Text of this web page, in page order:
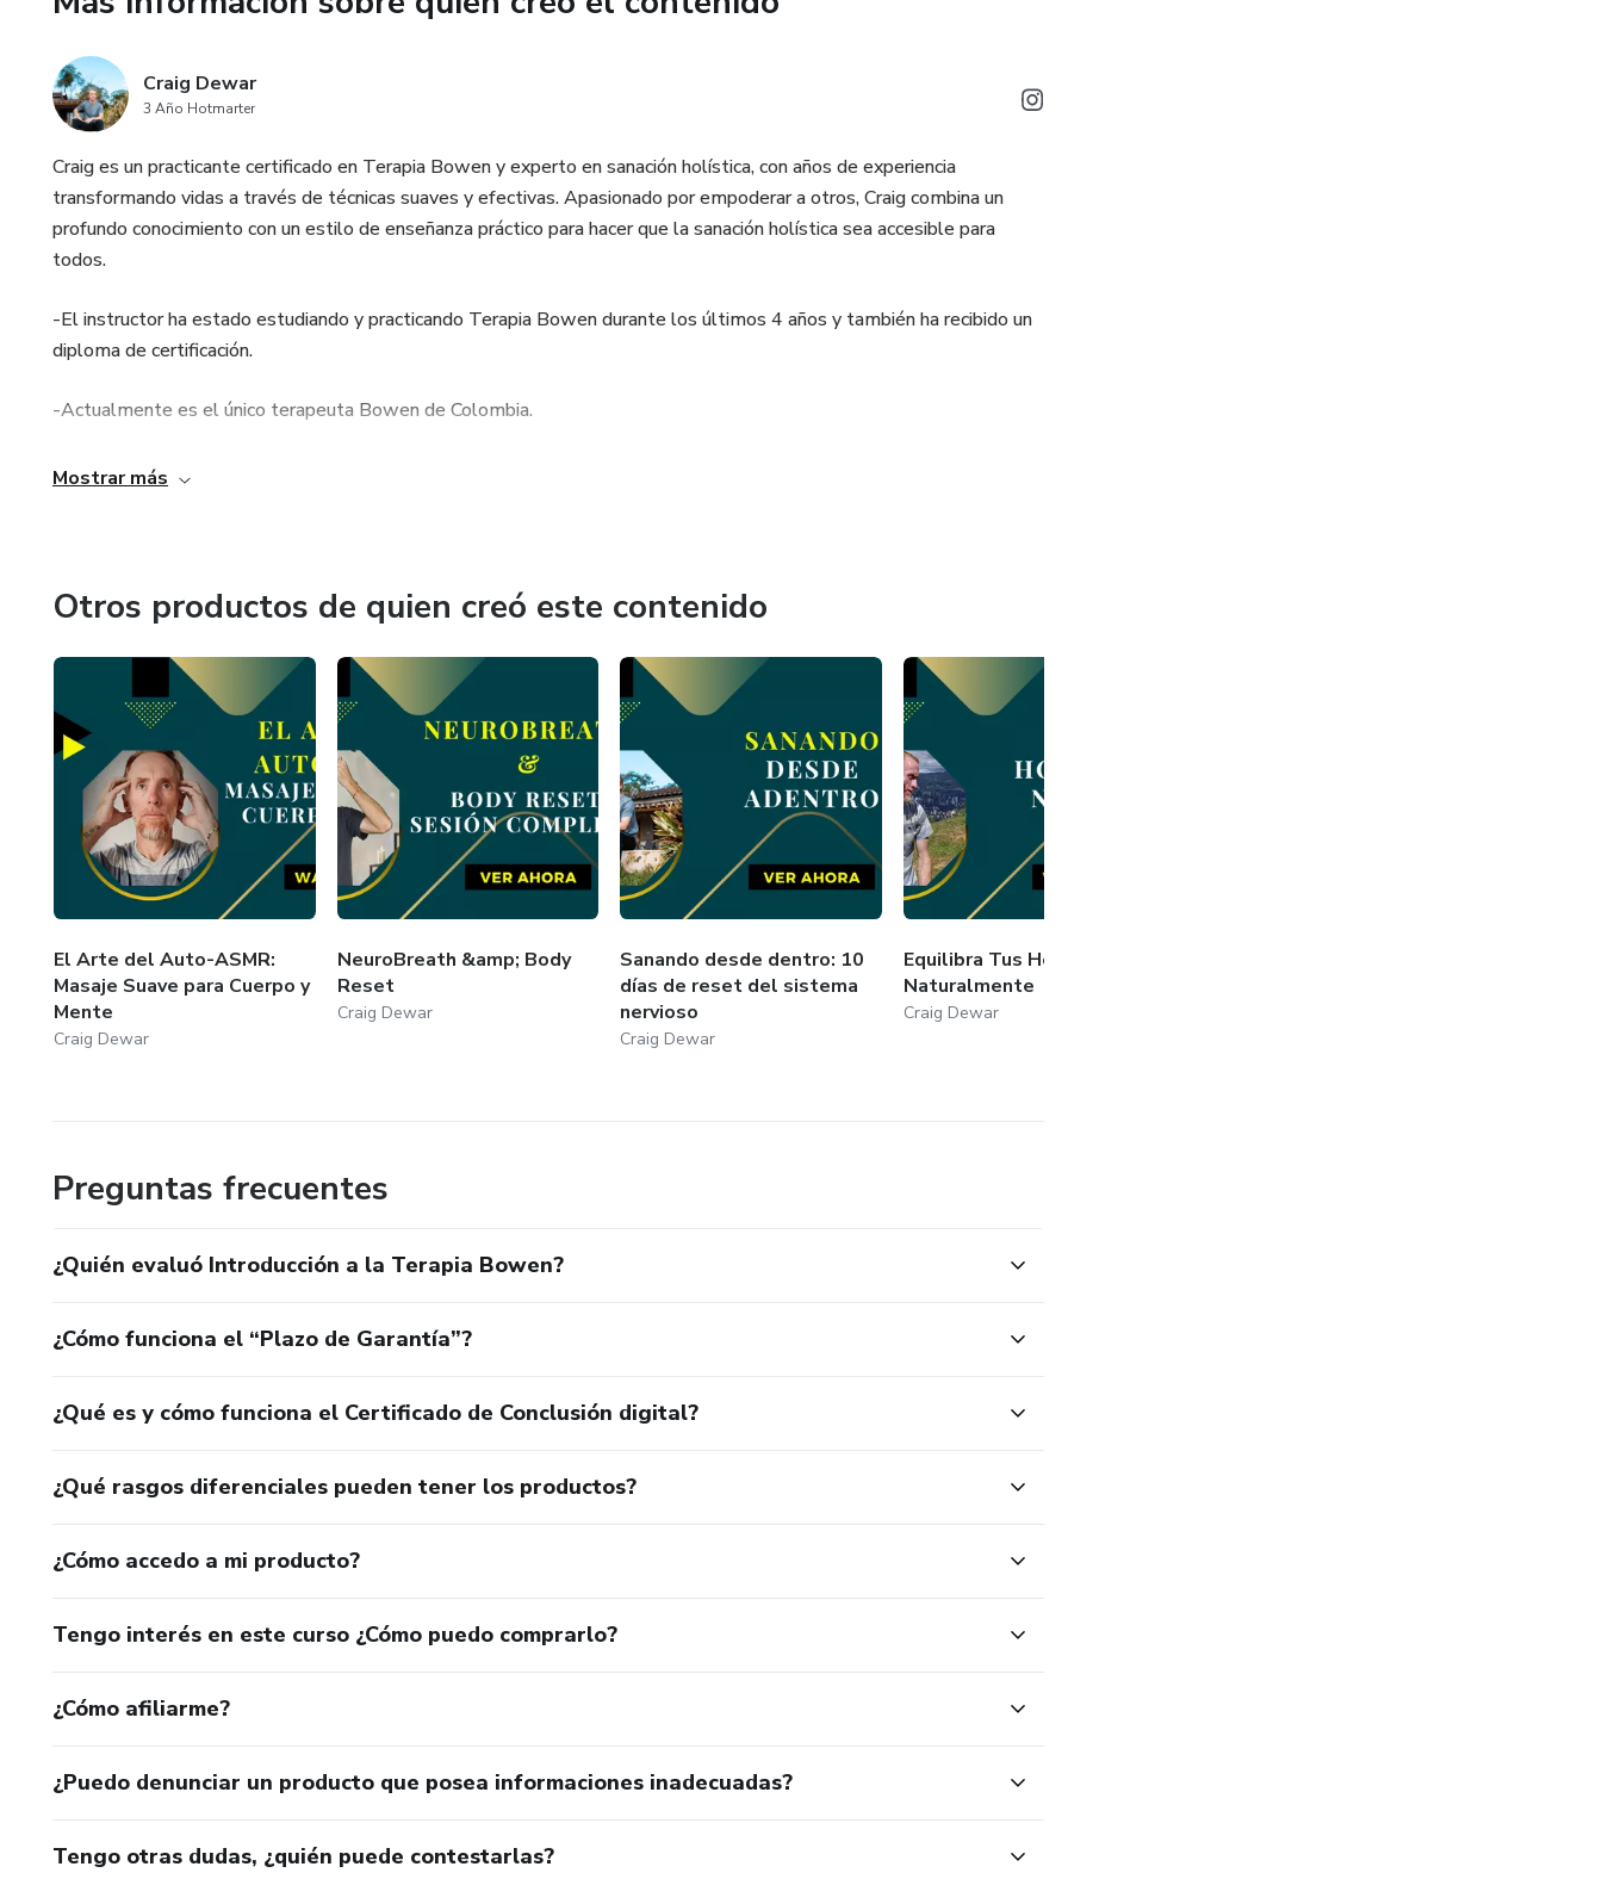
Terapia Bowen y cómo aplicarlo a las zonas clave del cuerpo para obtener el máximo
Craig Dewar
3 Año Hotmarter
Craig es un practicante certificado en Terapia Bowen y experto en sanación holística, con años de experiencia
transformando vidas a través de técnicas suaves y efectivas. Apasionado por empoderar a otros, Craig combina un
profundo conocimiento con un estilo de enseñanza práctico para hacer que la sanación holística sea accesible para
todos.
-El instructor ha estado estudiando y practicando Terapia Bowen durante los últimos 4 años y también ha recibido un
diploma de certificación.
-Actualmente es el único terapeuta Bowen de Colombia.
-Tiene su propia lista de clientes en crecimiento ytiene un fuerte deseo de hacer crecer la terapia enseñando a otros.
Mostrar más
Otros productos de quien creó este contenido
El Arte del Auto-ASMR:
Masaje Suave para Cuerpo y
Mente
Craig Dewar
NeuroBreath &amp; Body
Reset
Craig Dewar
Sanando desde dentro: 10
días de reset del sistema
nervioso
Craig Dewar
Equilibra Tus Hormonas,
Naturalmente
Craig Dewar
Preguntas frecuentes
¿Quién evaluó Introducción a la Terapia Bowen?
¿Cómo funciona el “Plazo de Garantía”?
¿Qué es y cómo funciona el Certificado de Conclusión digital?
¿Qué rasgos diferenciales pueden tener los productos?
¿Cómo accedo a mi producto?
Tengo interés en este curso ¿Cómo puedo comprarlo?
¿Cómo afiliarme?
¿Puedo denunciar un producto que posea informaciones inadecuadas?
Tengo otras dudas, ¿quién puede contestarlas?